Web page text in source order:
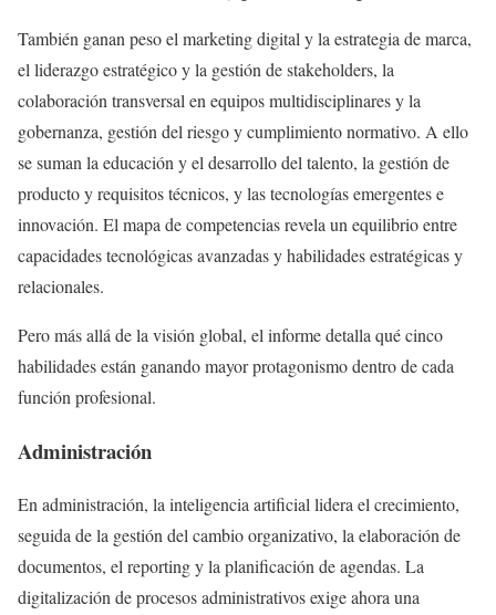
También ganan peso el marketing digital y la estrategia de marca,
el liderazgo estratégico y la gestión de stakeholders, la
colaboración transversal en equipos multidisciplinares y la
gobernanza, gestión del riesgo y cumplimiento normativo. A ello
se suman la educación y el desarrollo del talento, la gestión de
producto y requisitos técnicos, y las tecnologías emergentes e
innovación. El mapa de competencias revela un equilibrio entre
capacidades tecnológicas avanzadas y habilidades estratégicas y
relacionales.
Pero más allá de la visión global, el informe detalla qué cinco
habilidades están ganando mayor protagonismo dentro de cada
función profesional.
Administración
En administración, la inteligencia artificial lidera el crecimiento,
seguida de la gestión del cambio organizativo, la elaboración de
documentos, el reporting y la planificación de agendas. La
digitalización de procesos administrativos exige ahora una